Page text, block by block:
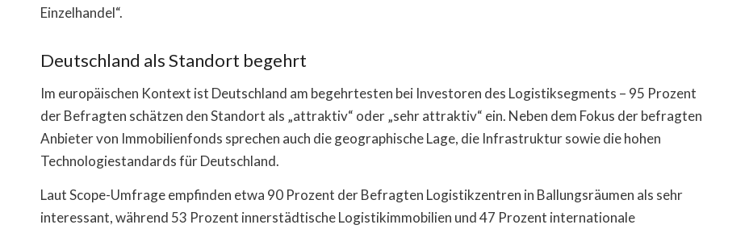
Einzelhandel“.
Deutschland als Standort begehrt
Im europäischen Kontext ist Deutschland am begehrtesten bei Investoren des Logistiksegments – 95 Prozent
der Befragten schätzen den Standort als „attraktiv“ oder „sehr attraktiv“ ein. Neben dem Fokus der befragten
Anbieter von Immobilienfonds sprechen auch die geographische Lage, die Infrastruktur sowie die hohen
Technologiestandards für Deutschland.
Laut Scope-Umfrage empfinden etwa 90 Prozent der Befragten Logistikzentren in Ballungsräumen als sehr
interessant, während 53 Prozent innerstädtische Logistikimmobilien und 47 Prozent internationale